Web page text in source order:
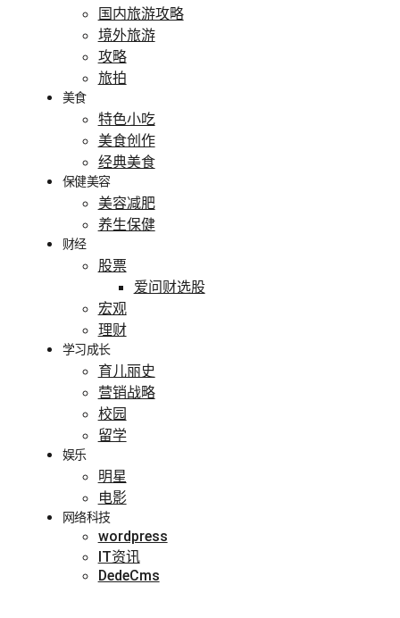
国内旅游攻略
境外旅游
攻略
旅拍
美食
特色小吃
美食创作
经典美食
保健美容
美容减肥
养生保健
财经
股票
爱问财选股
宏观
理财
学习成长
育儿丽史
营销战略
校园
留学
娱乐
明星
电影
网络科技
wordpress
IT资讯
DedeCms